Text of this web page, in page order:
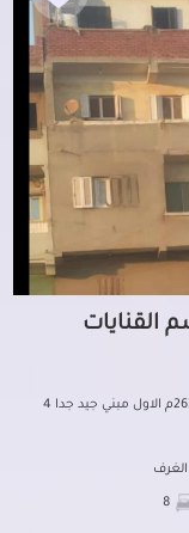
بقسم القنايات
للبيع في الزقازيق _ بهنباي بيتين متجاورين علي مساحه 263م الاول مبني جيد جدا 4